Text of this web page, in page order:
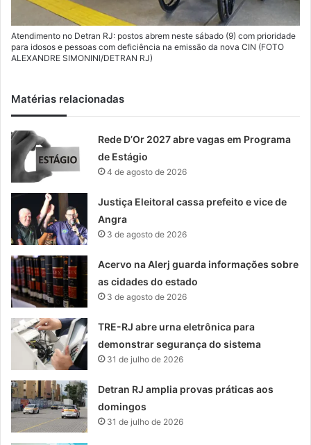
Atendimento no Detran RJ: postos abrem neste sábado (9) com prioridade
para idosos e pessoas com deficiência na emissão da nova CIN (FOTO
ALEXANDRE SIMONINI/DETRAN RJ)
Matérias relacionadas
Rede D’Or 2027 abre vagas em Programa
de Estágio
4 de agosto de 2026
Justiça Eleitoral cassa prefeito e vice de
Angra
3 de agosto de 2026
Acervo na Alerj guarda informações sobre
as cidades do estado
3 de agosto de 2026
TRE-RJ abre urna eletrônica para
demonstrar segurança do sistema
31 de julho de 2026
Detran RJ amplia provas práticas aos
domingos
31 de julho de 2026